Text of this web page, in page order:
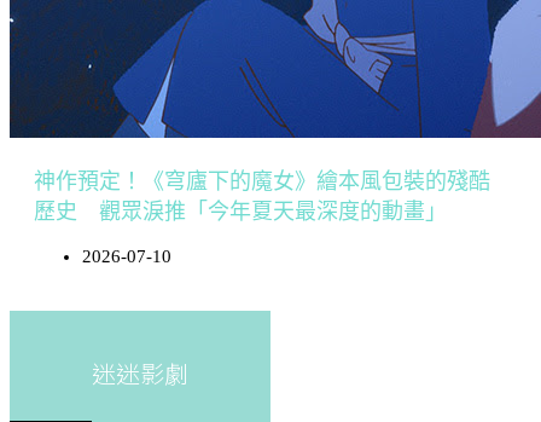
神作預定！《穹廬下的魔女》繪本風包裝的殘酷
歷史 觀眾淚推「今年夏天最深度的動畫」
2026-07-10
迷迷影劇